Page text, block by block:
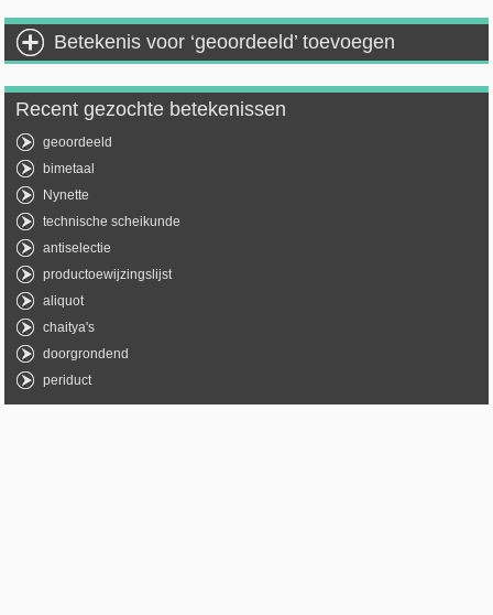
Betekenis voor ‘geoordeeld’ toevoegen
Recent gezochte betekenissen
geoordeeld
bimetaal
Nynette
technische scheikunde
antiselectie
productoewijzingslijst
aliquot
chaitya's
doorgrondend
periduct